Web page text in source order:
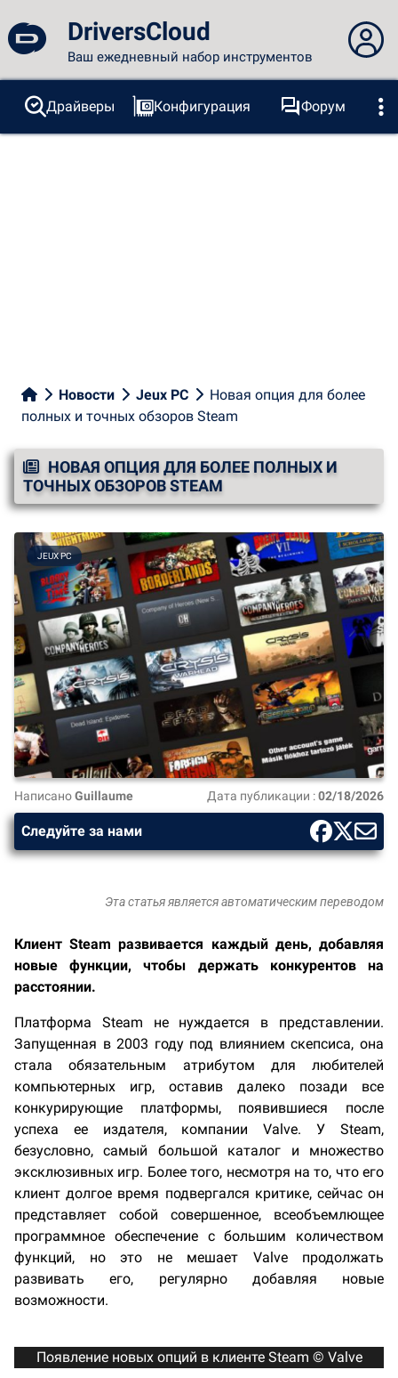
DriversCloud
Ваш ежедневный набор инструментов
Вы не вошли в систему...
Вход на сайт
Драйверы Конфигурация
Форум
Зонды
BSOD Инструменты
Новости Jeux PC
Новая опция для более
полных и точных обзоров Steam
НОВАЯ ОПЦИЯ ДЛЯ БОЛЕЕ ПОЛНЫХ И
ТОЧНЫХ ОБЗОРОВ STEAM
JEUX PC
НаписаноGuillaume Дата публикации :02/18/2026
Следуйте за нами
Эта статья является автоматическим переводом
Клиент Steam развивается каждый день, добавляя
новые функции, чтобы держать конкурентов на
расстоянии.
Платформа Steam не нуждается в представлении.
Запущенная в 2003 году под влиянием скепсиса, она
стала обязательным атрибутом для любителей
компьютерных игр, оставив далеко позади все
конкурирующие платформы, появившиеся после
успеха ее издателя, компании Valve. У Steam,
безусловно, самый большой каталог и множество
эксклюзивных игр. Более того, несмотря на то, что его
клиент долгое время подвергался критике, сейчас он
представляет собой совершенное, всеобъемлющее
программное обеспечение с большим количеством
функций, но это не мешает Valve продолжать
развивать его, регулярно добавляя новые
возможности.
Появление новых опций в клиенте Steam © Valve